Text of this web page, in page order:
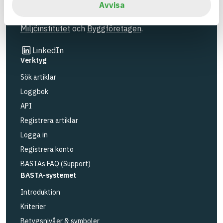
Avvisa
MiljöinstitutetochByggföretagen.
LinkedIn
Länk till annan webbplats
Verktyg
Sök artiklar
Loggbok
API
Registrera artiklar
Logga in
Registrera konto
BASTAs FAQ (Support)
BASTA-systemet
Introduktion
Kriterier
Betygsnivåer & symboler